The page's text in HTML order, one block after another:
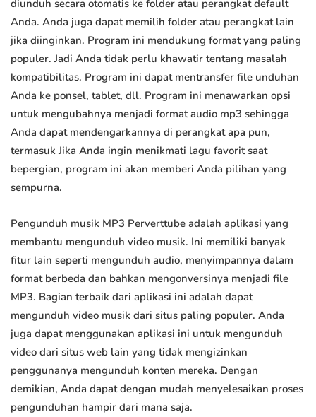
diunduh secara otomatis ke folder atau perangkat default
Anda. Anda juga dapat memilih folder atau perangkat lain
jika diinginkan. Program ini mendukung format yang paling
populer. Jadi Anda tidak perlu khawatir tentang masalah
kompatibilitas. Program ini dapat mentransfer file unduhan
Anda ke ponsel, tablet, dll. Program ini menawarkan opsi
untuk mengubahnya menjadi format audio mp3 sehingga
Anda dapat mendengarkannya di perangkat apa pun,
termasuk Jika Anda ingin menikmati lagu favorit saat
bepergian, program ini akan memberi Anda pilihan yang
sempurna.
Pengunduh musik MP3 Perverttube adalah aplikasi yang
membantu mengunduh video musik. Ini memiliki banyak
fitur lain seperti mengunduh audio, menyimpannya dalam
format berbeda dan bahkan mengonversinya menjadi file
MP3. Bagian terbaik dari aplikasi ini adalah dapat
mengunduh video musik dari situs paling populer. Anda
juga dapat menggunakan aplikasi ini untuk mengunduh
video dari situs web lain yang tidak mengizinkan
penggunanya mengunduh konten mereka. Dengan
demikian, Anda dapat dengan mudah menyelesaikan proses
pengunduhan hampir dari mana saja.